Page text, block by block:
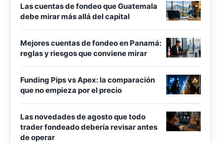
Las cuentas de fondeo que Guatemala
debe mirar más allá del capital
Mejores cuentas de fondeo en Panamá:
reglas y riesgos que conviene mirar
Funding Pips vs Apex: la comparación
que no empieza por el precio
Las novedades de agosto que todo
trader fondeado debería revisar antes
de operar